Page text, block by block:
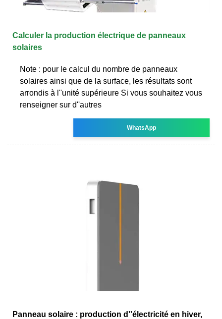
Calculer la production électrique de panneaux
solaires
Note : pour le calcul du nombre de panneaux
solaires ainsi que de la surface, les résultats sont
arrondis à l''unité supérieure Si vous souhaitez vous
renseigner sur d''autres
WhatsApp
Panneau solaire : production d''électricité en hiver,